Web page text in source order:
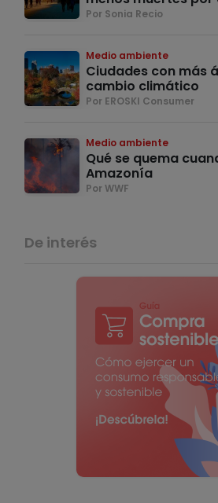
Por Sonia Recio
Medio ambiente
Ciudades con más
cambio climático
Por EROSKI Consumer
Medio ambiente
Qué se quema
Amazonía
Por WWF
De interés